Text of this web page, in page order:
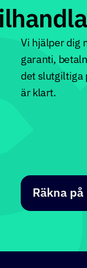
Vi hjälper dig
garanti,
det slutgiltiga
är klart.
Räkna